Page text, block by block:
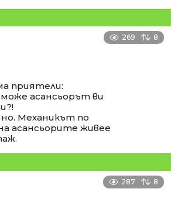
269 8
приятели:
може асансьорът ви
Механикът по
асансьорите живее
287 8